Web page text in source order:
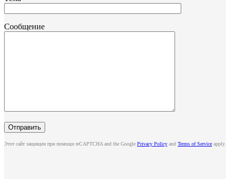
Сообщение
Этот сайт защищен при помощи reCAPTCHA and the Google Privacy Policy and Terms of Service apply.